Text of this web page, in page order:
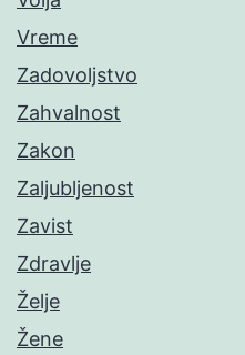
Vreme
Zadovoljstvo
Zahvalnost
Zakon
Zaljubljenost
Zavist
Zdravlje
Želje
Žene